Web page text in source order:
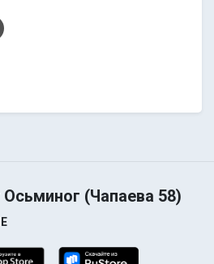
(Чапаева 58)